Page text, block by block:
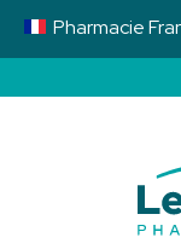
Pharmacie